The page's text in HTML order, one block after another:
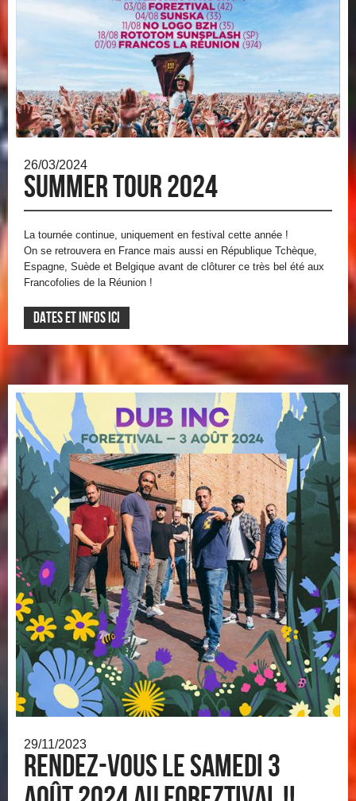
26/03/2024
Summer Tour 2024
La tournée continue, uniquement en festival cette année !
On se retrouvera en France mais aussi en République Tchèque,
Espagne, Suède et Belgique avant de clôturer ce très bel été aux
Francofolies de la Réunion !
Dates et infos ici
29/11/2023
Rendez-vous le samedi 3